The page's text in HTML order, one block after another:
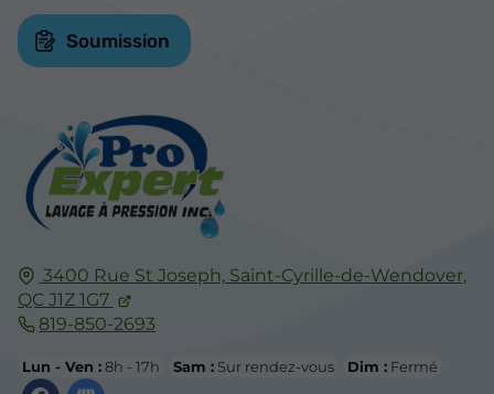
3400 Rue St Joseph, Saint-Cyrille-de-Wendover,
QC J1Z 1G7
819-850-2693
Lun - Ven :8h - 17h Sam : Sur rendez-vous Dim : Fermé
Soumission